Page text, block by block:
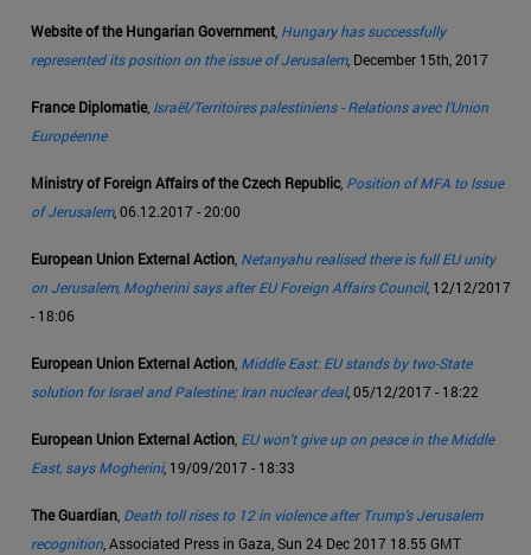
Website of the Hungarian Government, Hungary has successfully
represented its position on the issue of Jerusalem, December 15th, 2017
France Diplomatie, Israël/Territoires palestiniens - Relations avec l’Union
Européenne
Ministry of Foreign Affairs of the Czech Republic, Position of MFA to Issue
of Jerusalem, 06.12.2017 - 20:00
European Union External Action, Netanyahu realised there is full EU unity
on Jerusalem, Mogherini says after EU Foreign Affairs Council, 12/12/2017
- 18:06
European Union External Action, Middle East: EU stands by two-State
solution for Israel and Palestine; Iran nuclear deal, 05/12/2017 - 18:22
European Union External Action, EU won't give up on peace in the Middle
East, says Mogherini, 19/09/2017 - 18:33
The Guardian, Death toll rises to 12 in violence after Trump's Jerusalem
recognition, Associated Press in Gaza, Sun 24 Dec 2017 18.55 GMT